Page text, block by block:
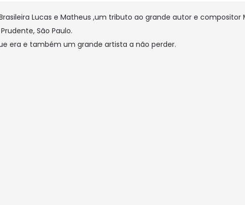
Lucas e Matheus ,um tributo ao grande autor e
São Paulo.
era e também um grande artista a não perder.